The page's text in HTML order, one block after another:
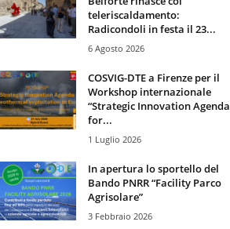
teleriscaldamento:
Radicondoli in festa il 23...
6 Agosto 2026
COSVIG-DTE a Firenze per il
Workshop internazionale
“Strategic Innovation Agenda
for...
1 Luglio 2026
In apertura lo sportello del
Bando PNRR “Facility Parco
Agrisolare”
3 Febbraio 2026